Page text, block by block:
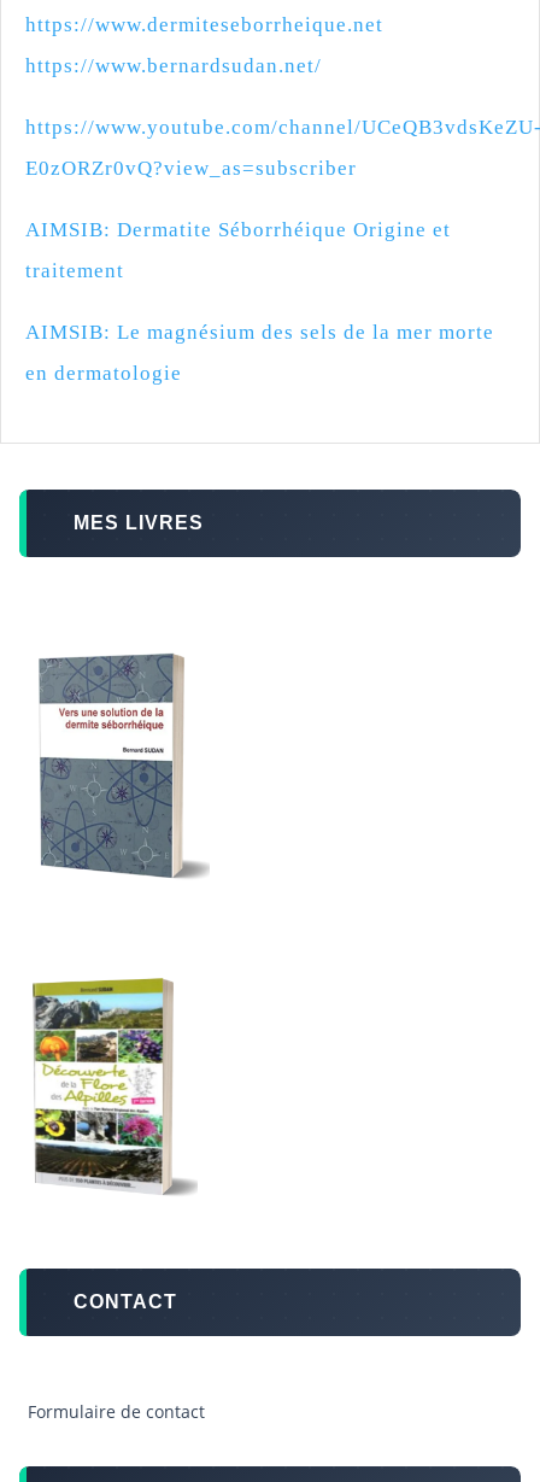
https://www.dermiteseborrheique.net
https://www.bernardsudan.net/
https://www.youtube.com/channel/
E0zORZr0vQ?view_as=subscriber
AIMSIB: Dermatite Séborrhéique Origine et
traitement
AIMSIB: Le magnésium des sels de la mer morte
en dermatologie
MES LIVRES
CONTACT
Formulaire de contact